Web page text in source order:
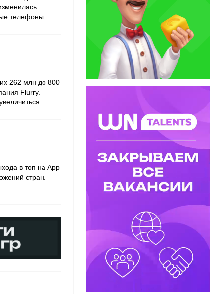
телефоны.
262 млн до 800
Flurry.
в топ на App
стран.